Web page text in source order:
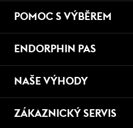
POMOC S VÝBĚREM
ENDORPHIN PAS
NAŠE VÝHODY
ZÁKAZNICKÝ SERVIS